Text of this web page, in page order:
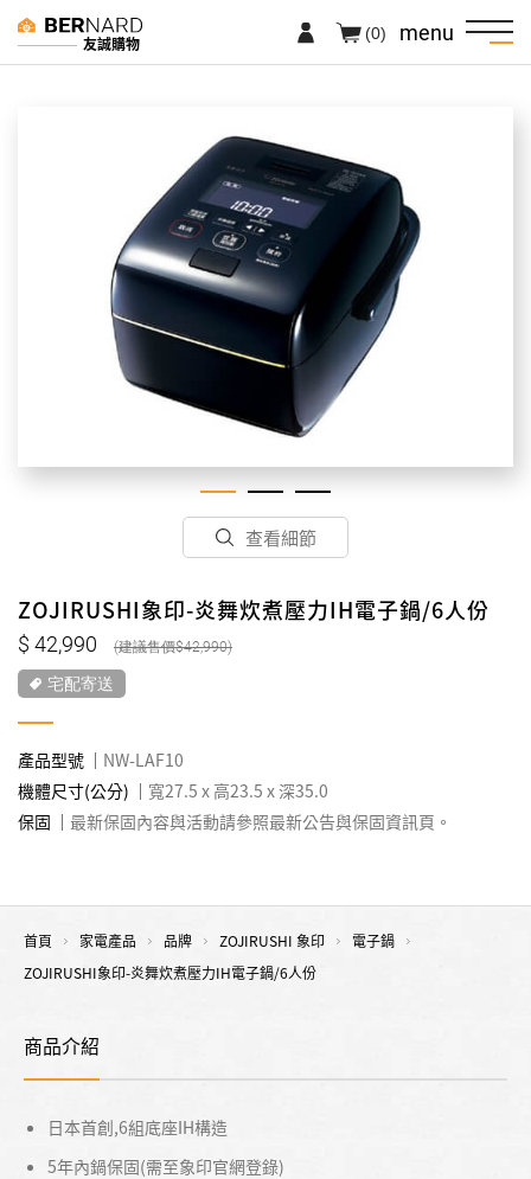
友誠購物 menu
(0)
查看細節
ZOJIRUSHI象印-炎舞炊煮壓力IH電子鍋/6人份
42,990 42,990
宅配寄送
產品型號
NW-LAF10
機體尺寸(公分)
寬27.5 x 高23.5 x 深35.0
保固
最新保固內容與活動請參照最新公告與保固資訊頁。
首頁 家電產品 品牌 ZOJIRUSHI 象印
電子鍋
ZOJIRUSHI象印-炎舞炊煮壓力IH電子鍋/6人份
商品介紹
日本首創,6組底座IH構造
5年內鍋保固(需至象印官網登錄)